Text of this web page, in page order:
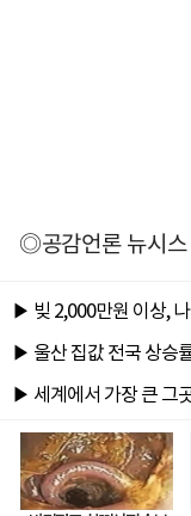
◎공감언론 뉴시스